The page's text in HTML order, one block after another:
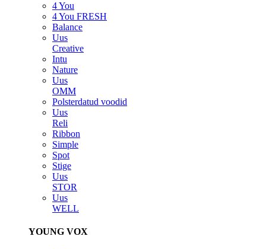
4 You
4 You FRESH
Balance
Uus
Creative
Intu
Nature
Uus
OMM
Polsterdatud voodid
Uus
Reli
Ribbon
Simple
Spot
Stige
Uus
STOR
Uus
WELL
YOUNG VOX